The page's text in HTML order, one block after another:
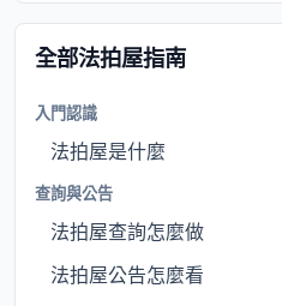
全部法拍屋指南
入門認識
法拍屋是什麼
查詢與公告
法拍屋查詢怎麼做
法拍屋公告怎麼看